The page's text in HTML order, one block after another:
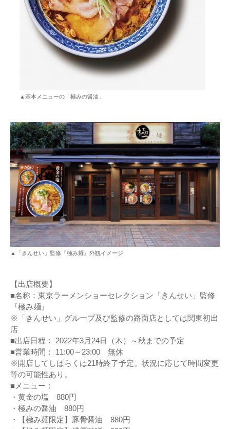
▲基本メニューの「極みの醤油」
▲「きんせい」監修『極み麺』外観イメージ
【出店概要】
■名称：東京ラーメンショーセレクション「きんせい」監修
『極み麺』
※「きんせい」グループ及び監修の路面店としては関東初出
店
■出店日程： 2022年3月24日（木）～秋までの予定
■営業時間： 11:00～23:00 無休
※開店してしばらくは21時終了予定。状況に応じて時間変更
等の可能性あり。
■メニュー：
・黄金の塩 880円
・極みの醤油 880円
・【極み麺限定】豚骨醤油 880円